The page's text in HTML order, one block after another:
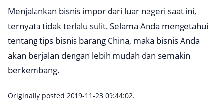
Menjalankan bisnis impor dari luar negeri saat ini,
ternyata tidak terlalu sulit. Selama Anda mengetahui
tentang tips bisnis barang China, maka bisnis Anda
akan berjalan dengan lebih mudah dan semakin
berkembang.
Originally posted 2019-11-23 09:44:02.